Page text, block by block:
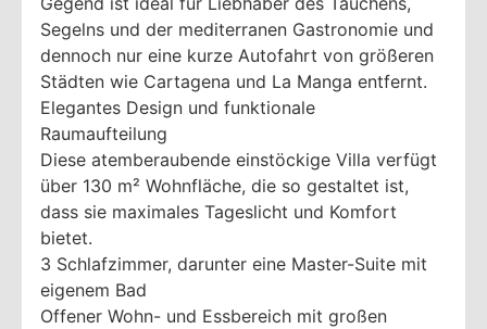
Segelns und der mediterranen Gastronomie und
dennoch nur eine kurze Autofahrt von größeren
Städten wie Cartagena und La Manga entfernt.
Elegantes Design und funktionale
Raumaufteilung
Diese atemberaubende einstöckige Villa verfügt
über 130 m² Wohnfläche, die so gestaltet ist,
dass sie maximales Tageslicht und Komfort
bietet.
3 Schlafzimmer, darunter eine Master-Suite mit
eigenem Bad
Offener Wohn- und Essbereich mit großen